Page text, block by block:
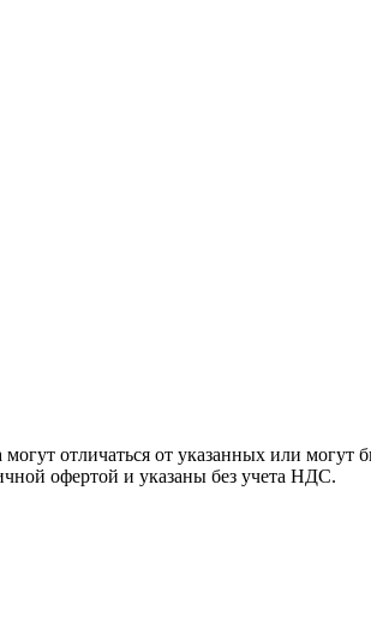
отличаться от указанных или могут
офертой и указаны без учета НДС.